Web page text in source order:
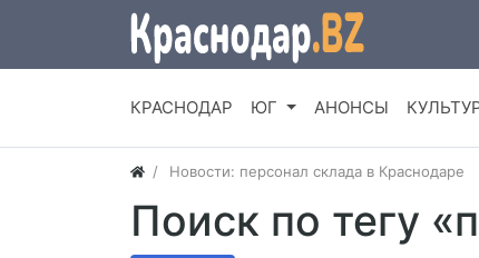
КРАСНОДАР ЮГ АНОНСЫ
Новости: персонал склада в Краснодаре
Поиск по тегу